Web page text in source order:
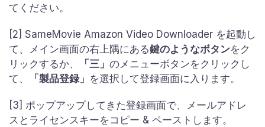
てください。
[2] SameMovie Amazon Video Downloader を起動し
て、メイン画面の右上隅にある鍵のようなボタンをク
リックするか、
「三」 のメニューボタンをクリックし
て、
「製品登録」 を選択して登録画面に入ります。
[3] ポップアップしてきた登録画面で、メールアドレ
スとライセンスキーをコピー & ペーストします。